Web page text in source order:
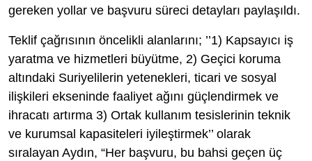
gereken yollar ve başvuru süreci detayları paylaşıldı.
Teklif çağrısının öncelikli alanlarını; ’’1) Kapsayıcı iş
yaratma ve hizmetleri büyütme, 2) Geçici koruma
altındaki Suriyelilerin yetenekleri, ticari ve sosyal
ilişkileri ekseninde faaliyet ağını güçlendirmek ve
ihracatı artırma 3) Ortak kullanım tesislerinin teknik
ve kurumsal kapasiteleri iyileştirmek’’ olarak
sıralayan Aydın, “Her başvuru, bu bahsi geçen üç